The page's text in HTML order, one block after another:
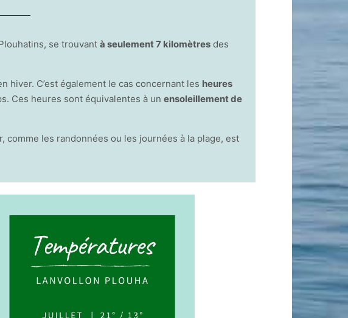
se trouvant à seulement 7 kilomètres des
C’est également le cas concernant les heures
Ces heures sont équivalentes à un ensoleillement de
les randonnées ou les journées à la plage, est